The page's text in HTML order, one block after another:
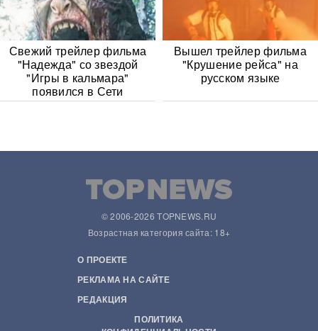
Свежий трейлер фильма
"Надежда" со звездой
"Игры в кальмара"
появился в Сети
Вышел трейлер фильма
"Крушение рейса" на
русском языке
© 2006-2026 TOPNEWS.RU
Возрастная категория сайта: 18+
О ПРОЕКТЕ
РЕКЛАМА НА САЙТЕ
РЕДАКЦИЯ
ПОЛИТИКА